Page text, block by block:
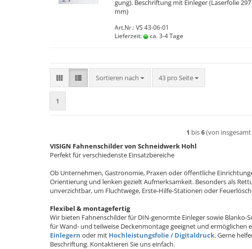
gung). Be­schrif­tung mit Ein­le­ger (La­ser­fo­lie 297
mm)
Art.Nr.: VS 43-06-01
Lieferzeit:
ca. 3-4 Tage
Sortieren nach
Sortieren nach 43 pro Seite
pro Seite
1
1 bis6(von insgesamt
VISIGN Fahnenschilder von Schneidwerk Hohl
Perfekt für verschiedenste Einsatzbereiche
Ob Unternehmen, Gastronomie, Praxen oder öffentliche
Orientierung und lenken gezielt Aufmerksamkeit. Besonders als
unverzichtbar, um Fluchtwege, Erste-Hilfe-Stationen oder
Flexibel & montagefertig
Wir bieten Fahnenschilder für DIN-genormte Einleger sowie Blanko-
für Wand- und teilweise Deckenmontage geeignet und ermöglichen
Einlegern oder mit Hochleistungsfolie / Digitaldruck. Gerne
Beschriftung. Kontaktieren Sie uns einfach.